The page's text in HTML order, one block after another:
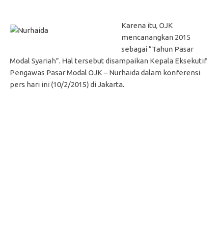
Karena itu, OJK
mencanangkan 2015
sebagai “Tahun Pasar
Modal Syariah”. Hal tersebut disampaikan Kepala Eksekutif
Pengawas Pasar Modal OJK – Nurhaida dalam konferensi
pers hari ini (10/2/2015) di Jakarta.